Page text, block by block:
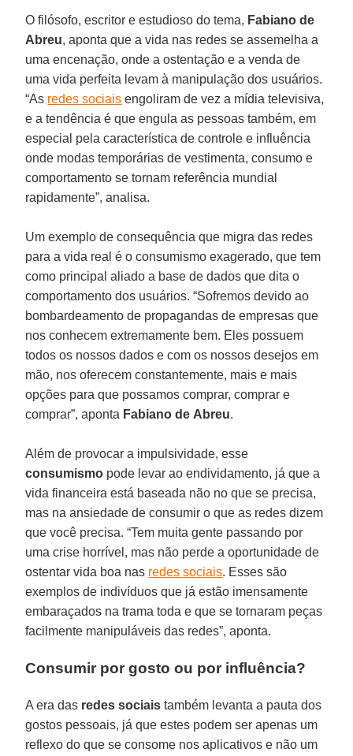
O filósofo, escritor e estudioso do tema, Fabiano de
Abreu, aponta que a vida nas redes se assemelha a
uma encenação, onde a ostentação e a venda de
uma vida perfeita levam à manipulação dos usuários.
“As redes sociais engoliram de vez a mídia televisiva,
e a tendência é que engula as pessoas também, em
especial pela característica de controle e influência
onde modas temporárias de vestimenta, consumo e
comportamento se tornam referência mundial
rapidamente”, analisa.
Um exemplo de consequência que migra das redes
para a vida real é o consumismo exagerado, que tem
como principal aliado a base de dados que dita o
comportamento dos usuários. “Sofremos devido ao
bombardeamento de propagandas de empresas que
nos conhecem extremamente bem. Eles possuem
todos os nossos dados e com os nossos desejos em
mão, nos oferecem constantemente, mais e mais
opções para que possamos comprar, comprar e
comprar”, aponta Fabiano de Abreu.
Além de provocar a impulsividade, esse
consumismo pode levar ao endividamento, já que a
vida financeira está baseada não no que se precisa,
mas na ansiedade de consumir o que as redes dizem
que você precisa. “Tem muita gente passando por
uma crise horrível, mas não perde a oportunidade de
ostentar vida boa nas redes sociais. Esses são
exemplos de indivíduos que já estão imensamente
embaraçados na trama toda e que se tornaram peças
facilmente manipuláveis das redes”, aponta.
Consumir por gosto ou por influência?
A era das redes sociais também levanta a pauta dos
gostos pessoais, já que estes podem ser apenas um
reflexo do que se consome nos aplicativos e não um